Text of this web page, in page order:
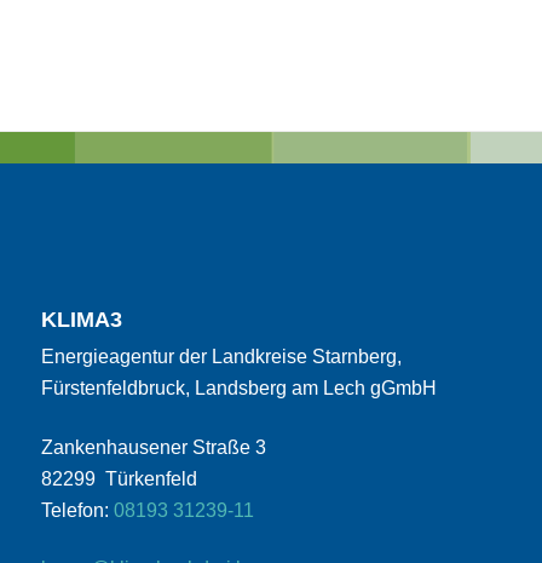
KLIMA3
Energieagentur der Landkreise Starnberg,
Fürstenfeldbruck, Landsberg am Lech gGmbH
Zankenhausener Straße 3
82299 Türkenfeld
Telefon: 08193 31239-11